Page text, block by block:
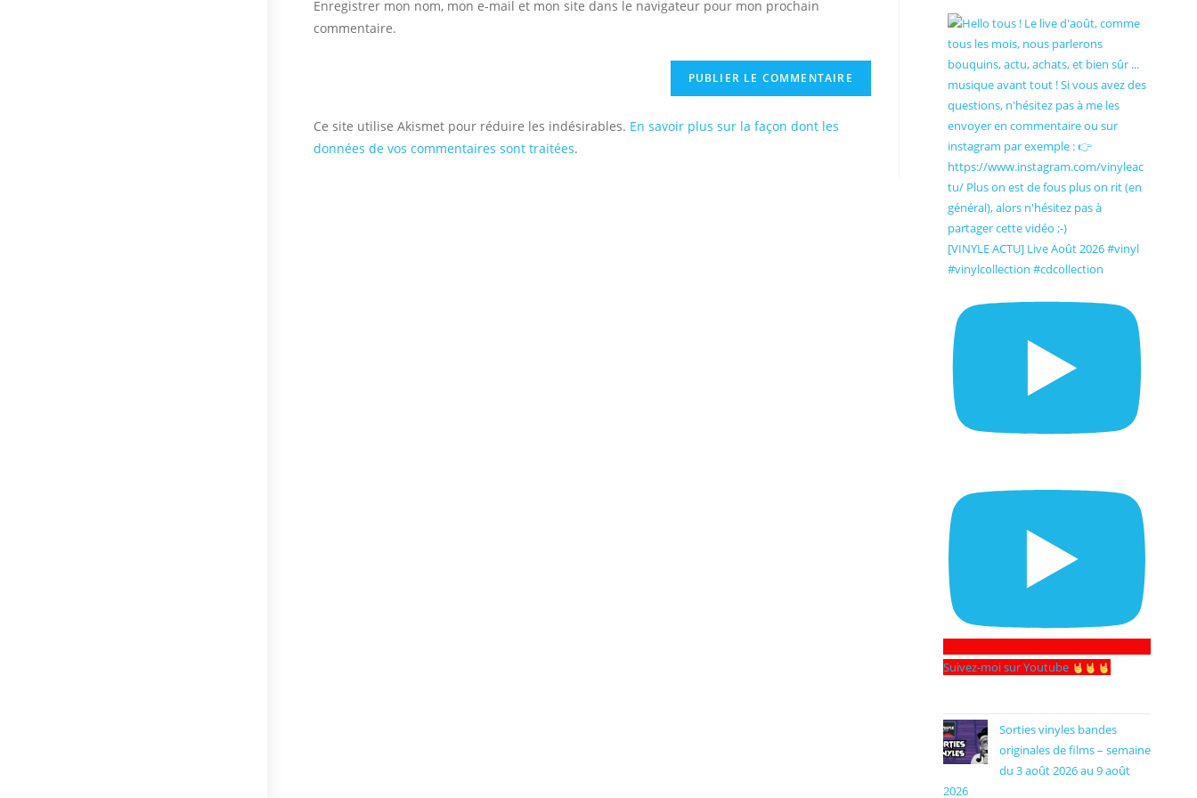
username
site
Enregistrer mon nom, mon e-mail et mon site dans le navigateur pour mon prochain
commentaire.
Ce site utilise Akismet pour réduire les indésirables. En savoir plus sur la façon dont les
données de vos commentaires sont traitées.
[VINYLE ACTU] Live Août 2026 #vinyl
#vinylcollection #cdcollection
Suivez-moi sur Youtube
Sorties vinyles bandes
originales de films – semaine
du 3 août 2026 au 9 août
2026